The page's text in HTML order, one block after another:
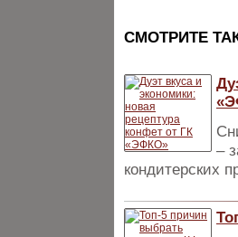
CМОТРИТЕ
–
кондитерских